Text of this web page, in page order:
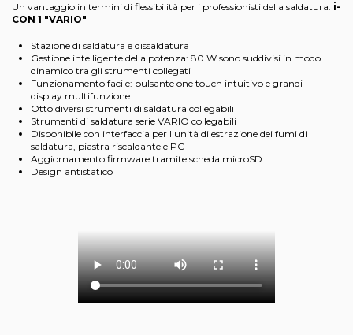
Un vantaggio in termini di flessibilità per i professionisti della saldatura: i-
CON 1 "VARIO"
Stazione di saldatura e dissaldatura
Gestione intelligente della potenza: 80 W sono suddivisi in modo
dinamico tra gli strumenti collegati
Funzionamento facile: pulsante one touch intuitivo e grandi
display multifunzione
Otto diversi strumenti di saldatura collegabili
Strumenti di saldatura serie VARIO collegabili
Disponibile con interfaccia per l'unità di estrazione dei fumi di
saldatura, piastra riscaldante e PC
Aggiornamento firmware tramite scheda microSD
Design antistatico